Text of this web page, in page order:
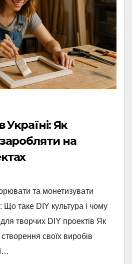
Україні: Як
на
та монетизувати
Що таке DIY культура і чому
творчих DIY проектів Як
своїх виробів